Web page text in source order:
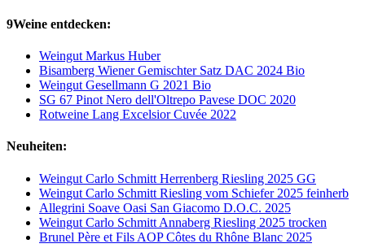
9Weine entdecken:
Weingut Markus Huber
Bisamberg Wiener Gemischter Satz DAC 2024 Bio
Weingut Gesellmann G 2021 Bio
SG 67 Pinot Nero dell'Oltrepo Pavese DOC 2020
Rotweine Lang Excelsior Cuvée 2022
Neuheiten:
Weingut Carlo Schmitt Herrenberg Riesling 2025 GG
Weingut Carlo Schmitt Riesling vom Schiefer 2025 feinherb
Allegrini Soave Oasi San Giacomo D.O.C. 2025
Weingut Carlo Schmitt Annaberg Riesling 2025 trocken
Brunel Père et Fils AOP Côtes du Rhône Blanc 2025